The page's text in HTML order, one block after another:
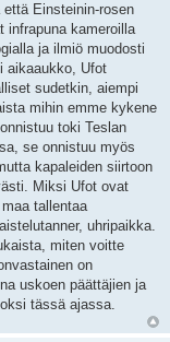
Einsteinin-rosen
infrapuna kameroilla
ja ilmiö muodosti
aikaaukko, Ufot
sudetkin, aiempi
mihin emme kykene
toki Teslan
se onnistuu myös
kapaleiden siirtoon
Miksi Ufot ovat
tallentaa
uhripaikka.
miten voitte
on
uskoen päättäjien ja
tässä ajassa.